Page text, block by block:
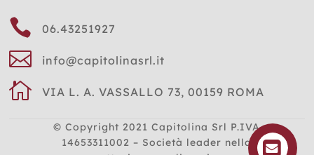
 06.43251927
 info@capitolinasrl.it
 VIA L. A. VASSALLO 73, 00159 ROMA
© Copyright 2021Capitolina Srl P.IVA
14653311002 – Società leader nella